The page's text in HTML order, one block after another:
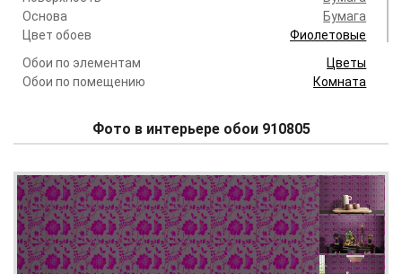
Основа
Бумага
Цвет обоев
Фиолетовые
Обои по элементам
Цветы
Обои по помещению
Комната
Фото в интерьере обои 910805